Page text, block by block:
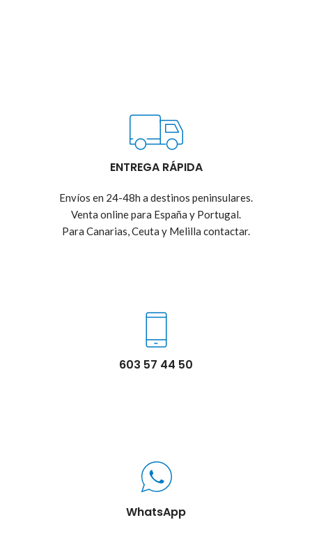
ENTREGA RÁPIDA
Envíos en 24-48h a destinos peninsulares.
Venta online para España y Portugal.
Para Canarias, Ceuta y Melilla contactar.
603 57 44 50
WhatsApp